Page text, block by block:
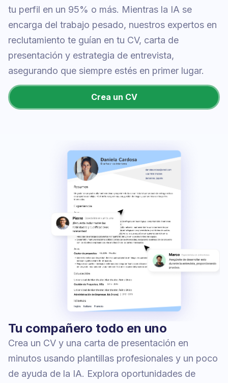
tu perfil en un 95% o más. Mientras la IA se
encarga del trabajo pesado, nuestros expertos en
reclutamiento te guían en tu CV, carta de
presentación y estrategia de entrevista,
asegurando que siempre estés en primer lugar.
Crea un CV
Tu compañero todo en uno
Crea un CV y una carta de presentación en
minutos usando plantillas profesionales y un poco
de ayuda de la IA. Explora oportunidades de